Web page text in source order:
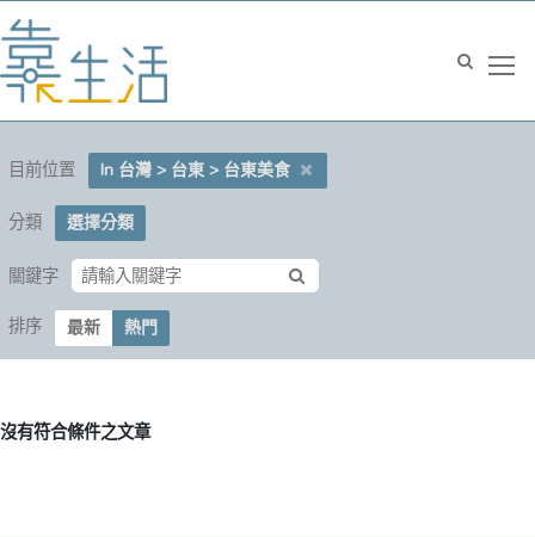
目前位置 In 台灣 > 台東 > 台東美食
分類 選擇分類
關鍵字
排序 最新 熱門
沒有符合條件之文章